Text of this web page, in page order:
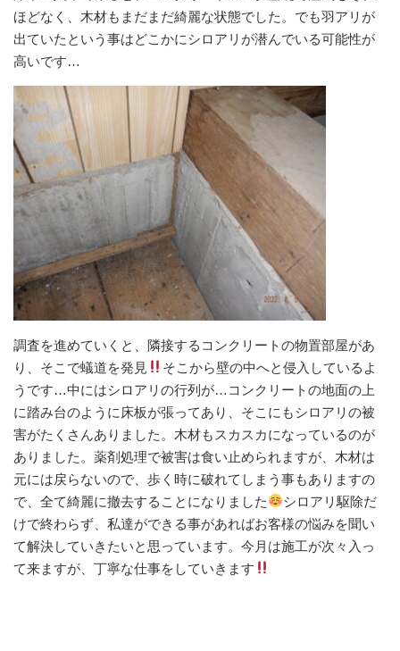
ほどなく、木材もまだまだ綺麗な状態でした。でも羽アリが
出ていたという事はどこかにシロアリが潜んでいる可能性が
高いです…
調査を進めていくと、隣接するコンクリートの物置部屋があ
り、そこで蟻道を発見
そこから壁の中へと侵入しているよ
うです…中にはシロアリの行列が…コンクリートの地面の上
に踏み台のように床板が張ってあり、そこにもシロアリの被
害がたくさんありました。木材もスカスカになっているのが
ありました。薬剤処理で被害は食い止められますが、木材は
元には戻らないので、歩く時に破れてしまう事もありますの
で、全て綺麗に撤去することになりました
シロアリ駆除だ
けで終わらず、私達ができる事があればお客様の悩みを聞い
て解決していきたいと思っています。今月は施工が次々入っ
て来ますが、丁寧な仕事をしていきます